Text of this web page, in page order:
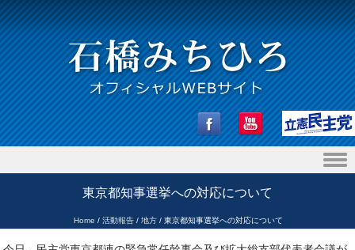
東京都知事選挙への対応について
Home / 活動報告/ 地方/ 東京都知事選挙への対応について